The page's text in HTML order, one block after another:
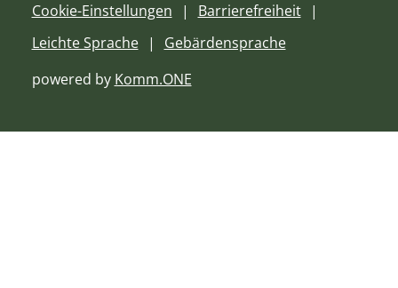
Cookie-Einstellungen
Barrierefreiheit
Leichte Sprache
Gebärdensprache
powered by Komm.ONE